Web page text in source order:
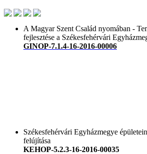
A Magyar Szent Család nyomában -
fejlesztése a Székesfehérvári
GINOP-7.1.4-16-2016-00006
Székesfehérvári Egyházmegye
felújítása
KEHOP-5.2.3-16-2016-00035